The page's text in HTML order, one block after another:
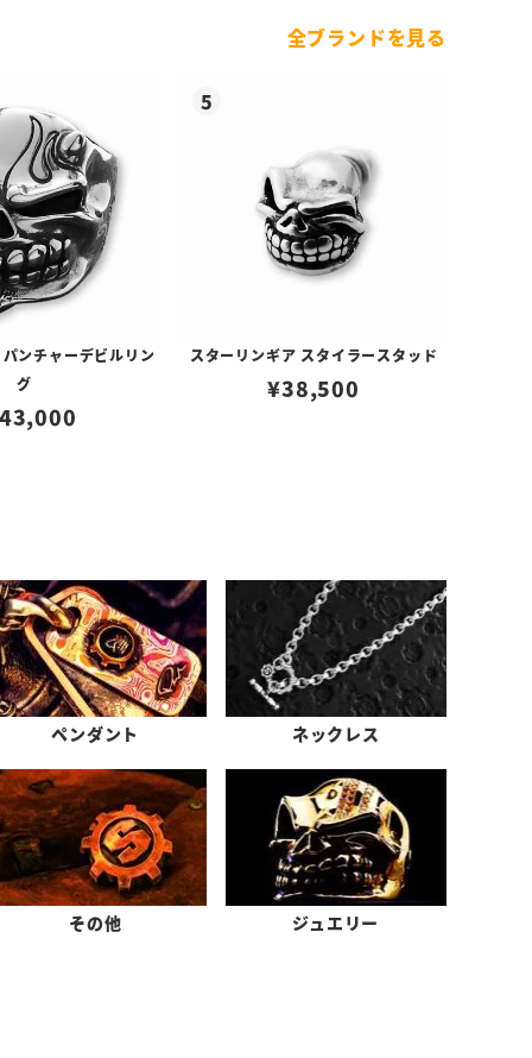
全ブランドを見る
ンチャーデビルリン
グ
スターリンギア スタイラースタッド
¥38,500
ペンダント ネックレス
その他 ジュエリー